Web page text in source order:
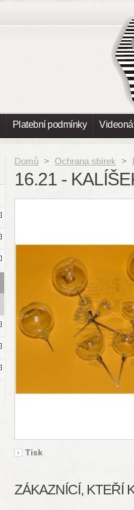
Platební podmínky
Domů > Ochrana sbírek >
16.21 -
Tisk
ZÁKAZNÍCÍ, KTEŘÍ